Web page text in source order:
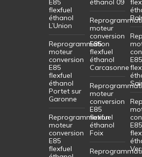
E85
flexfuel
éthanol
L’Union
Reprogrammation
moteur
conversion
E85
flexfuel
éthanol
Portet sur
Garonne
Reprogrammation
moteur
conversion
E85
flexfuel
éthanol 09
moteur
conversion
E85
flexfuel
éthanol
Carcasonne
moteur
conversion
E85
flexfuel
éthanol
Foix
E85
E85